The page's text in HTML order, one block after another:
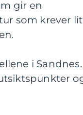
gir en
som krever
i Sandnes.